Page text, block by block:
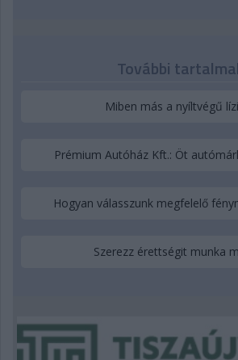
További
Miben más a nyíltvégű
Prémium Autóház Kft.: Öt
Hogyan válasszunk megfelelő
Szerezz érettségit munka